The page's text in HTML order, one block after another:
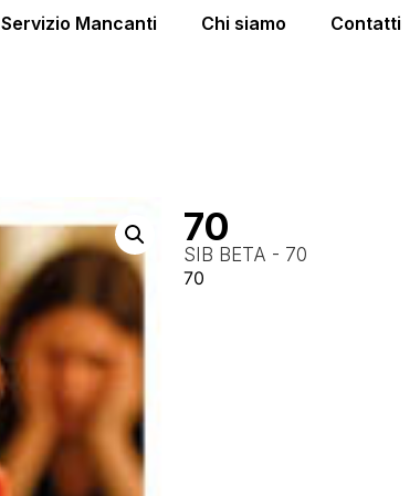
Servizio Mancanti Chi siamo Contatti
70
SIB BETA - 70
70